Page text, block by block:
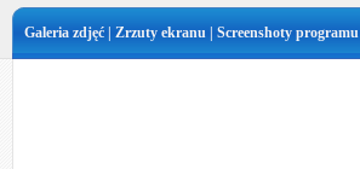
Galeria zdjęć | Zrzuty ekranu | Screenshoty programu